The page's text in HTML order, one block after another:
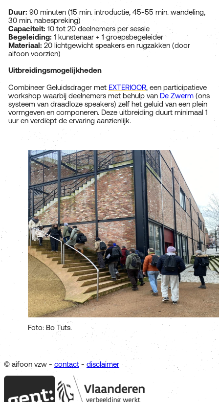
Duur: 90 minuten (15 min. introductie, 45-55 min. wandeling,
30 min. nabespreking)
Capaciteit: 10 tot 20 deelnemers per sessie
Begeleiding: 1 kunstenaar + 1 groepsbegeleider
Materiaal: 20 lichtgewicht speakers en rugzakken (door
aifoon voorzien)
Uitbreidingsmogelijkheden
Combineer Geluidsdrager met EXTERIOOR, een participatieve
workshop waarbij deelnemers met behulp van De Zwerm(ons
systeem van draadloze speakers) zelf het geluid van een plein
vormgeven en componeren. Deze uitbreiding duurt minimaal 1
uur en verdiept de ervaring aanzienlijk.
Foto: Bo Tuts.
© aifoon vzw - contact - disclaimer